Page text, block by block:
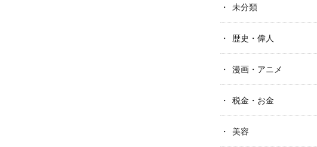
未分類
歴史・偉人
漫画・アニメ
税金・お金
美容